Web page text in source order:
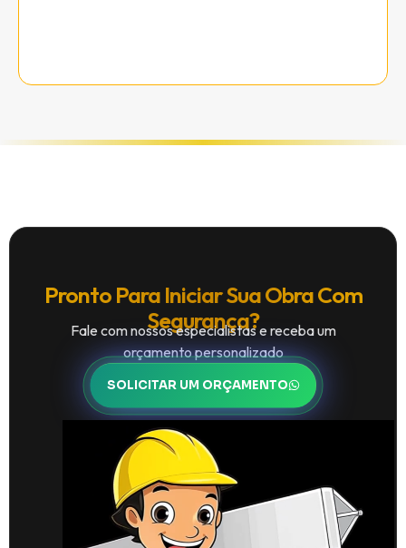
Pronto Para Iniciar Sua Obra Com
Segurança?
Fale com nossos especialistas e receba um
orçamento personalizado
SOLICITAR UM ORÇAMENTO